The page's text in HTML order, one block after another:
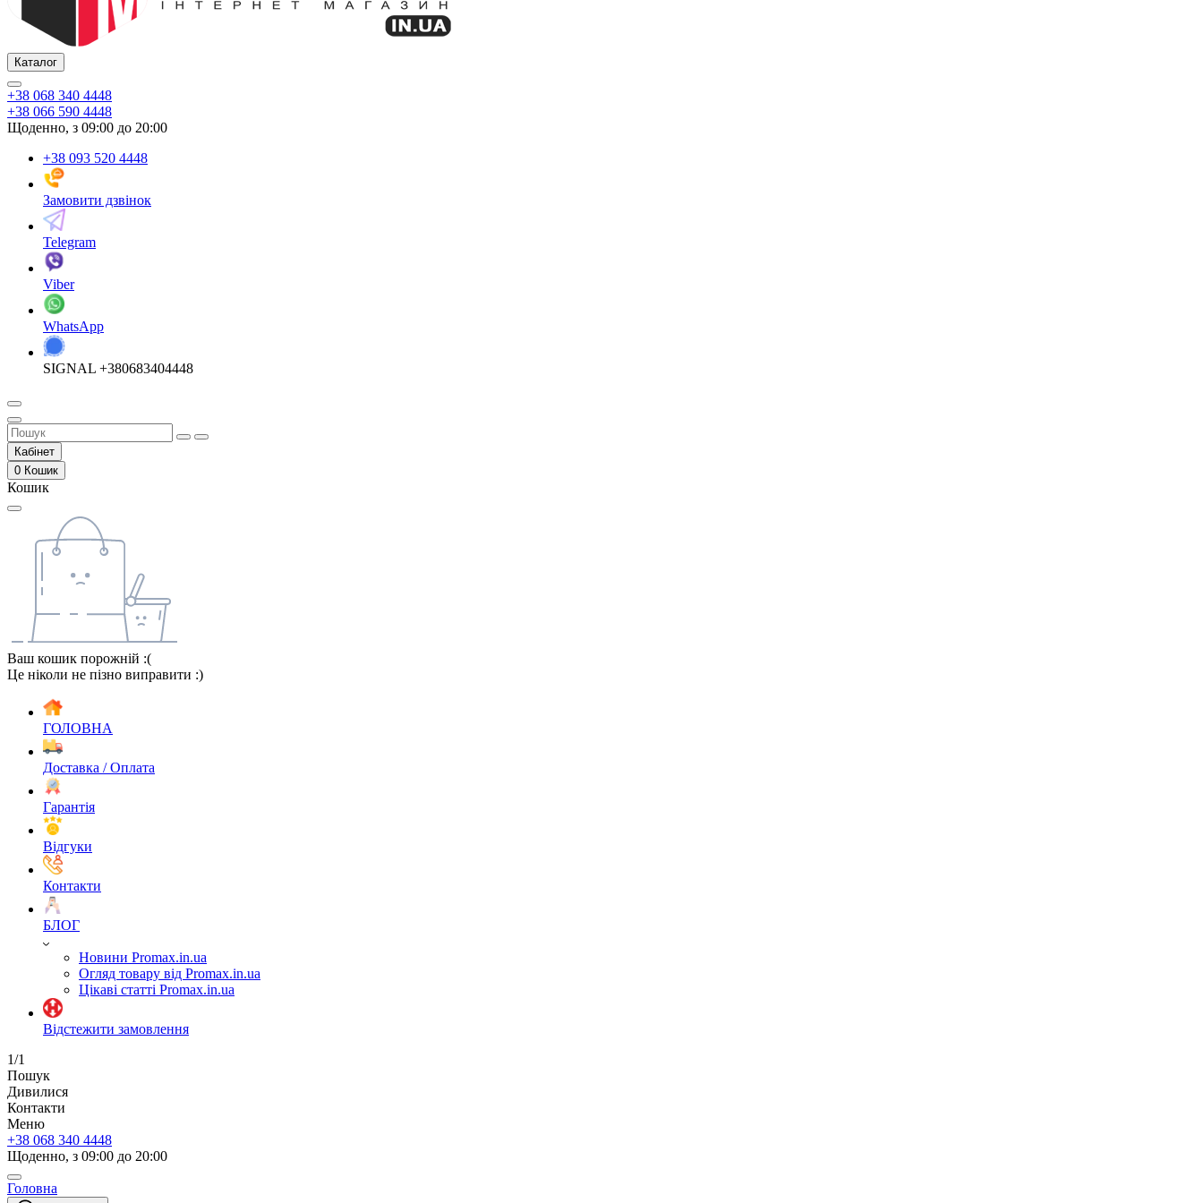
Каталог
+38 068 340 4448
+38 066 590 4448
Щоденно, з 09:00 до 20:00
+38 093 520 4448
Замовити дзвінок
Telegram
Viber
WhatsApp
SIGNAL +380683404448
Кабінет
0 Кошик
Кошик
Ваш кошик порожній :(
Це ніколи не пізно виправити :)
ГОЛОВНА
Доставка / Оплата
Гарантія
Відгуки
Контакти
БЛОГ
Новини Promax.in.ua
Огляд товару від Promax.in.ua
Цікаві статті Promax.in.ua
Відстежити замовлення
1/1
Пошук
Дивилися
Контакти
Меню
+38 068 340 4448
Щоденно, з 09:00 до 20:00
Головна